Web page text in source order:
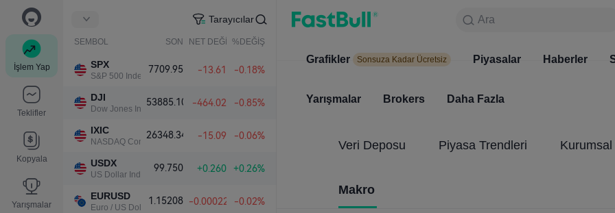
İşlem Yap
Teklifler
Kopyala
Yarışmalar
Tarayıcılar
SEMBOL SON NET DEĞİŞ.%DEĞİŞ.
SPX
S&P 500 Index
7709.95 -13.61 -0.18%
DJI
Dow Jones Industrial Average
53885.10 -464.02 -0.85%
IXIC
NASDAQ Composite Index
26348.34 -15.09 -0.06%
USDX
US Dollar Index
99.750 +0.260 +0.26%
EURUSD
Euro / US Dollar
1.15208 -0.00022 -0.02%
Ara
Grafikler Sonsuza Kadar Ücretsiz Piyasalar
Yarışmalar
Ara
Ürünler
Grafikler Sonsuza Kadar Ücretsiz Piyasalar Haberler
Yarışmalar Brokers Daha Fazla
Veri Deposu Piyasa Trendleri
Makro